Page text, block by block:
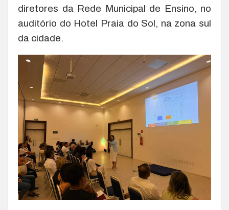
diretores da Rede Municipal de Ensino, no
auditório do Hotel Praia do Sol, na zona sul
da cidade.